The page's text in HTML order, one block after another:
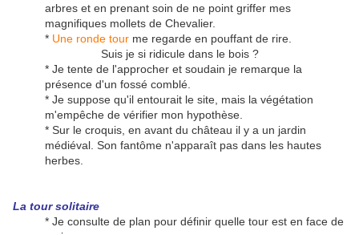
arbres et en prenant soin de ne point griffer mes
magnifiques mollets de Chevalier.
* Une ronde tour me regarde en pouffant de rire.
Suis je si ridicule dans le bois ?
* Je tente de l'approcher et soudain je remarque la
présence d'un fossé comblé.
* Je suppose qu'il entourait le site, mais la végétation
m'empêche de vérifier mon hypothèse.
* Sur le croquis, en avant du château il y a un jardin
médiéval. Son fantôme n'apparaît pas dans les hautes
herbes.
La tour solitaire
* Je consulte de plan pour définir quelle tour est en face de